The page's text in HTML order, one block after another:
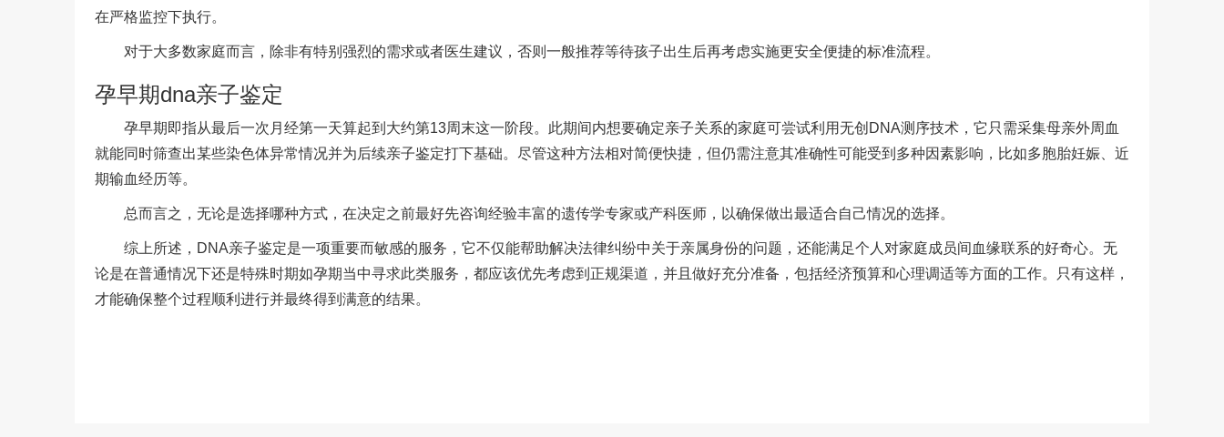
在严格监控下执行。
对于大多数家庭而言，除非有特别强烈的需求或者医生建议，否则一般推荐等待孩子出生后再考虑实施更安全便捷的标准流程。
孕早期dna亲子鉴定
孕早期即指从最后一次月经第一天算起到大约第13周末这一阶段。此期间内想要确定亲子关系的家庭可尝试利用无创DNA测序技术，它只需采集母亲外周血
就能同时筛查出某些染色体异常情况并为后续亲子鉴定打下基础。尽管这种方法相对简便快捷，但仍需注意其准确性可能受到多种因素影响，比如多胞胎妊娠、近
期输血经历等。
总而言之，无论是选择哪种方式，在决定之前最好先咨询经验丰富的遗传学专家或产科医师，以确保做出最适合自己情况的选择。
综上所述，DNA亲子鉴定是一项重要而敏感的服务，它不仅能帮助解决法律纠纷中关于亲属身份的问题，还能满足个人对家庭成员间血缘联系的好奇心。无
论是在普通情况下还是特殊时期如孕期当中寻求此类服务，都应该优先考虑到正规渠道，并且做好充分准备，包括经济预算和心理调适等方面的工作。只有这样，
才能确保整个过程顺利进行并最终得到满意的结果。